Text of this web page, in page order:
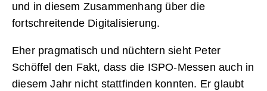
und in diesem Zusammenhang über die
fortschreitende Digitalisierung.
Eher pragmatisch und nüchtern sieht Peter
Schöffel den Fakt, dass die ISPO-Messen auch in
diesem Jahr nicht stattfinden konnten. Er glaubt